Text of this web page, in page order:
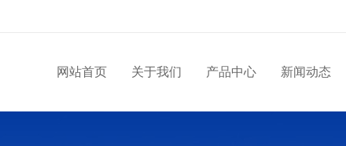
网站首页 关于我们 产品中心 新闻动态